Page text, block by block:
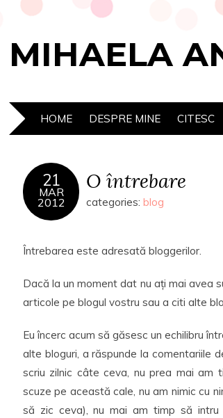
MIHAELA
HOME DESPRE MINE CITESC
21
MAR
2012
O întrebare
categories: blog
Întrebarea este adresată bloggerilor.
Dacă la un moment dat nu ați mai avea
articole pe blogul vostru sau a citi alte
Eu încerc acum să găsesc un echilibru
alte bloguri, a răspunde la comentariile
scriu zilnic câte ceva, nu prea mai am
scuze pe această cale, nu am nimic cu
să zic ceva), nu mai am timp să